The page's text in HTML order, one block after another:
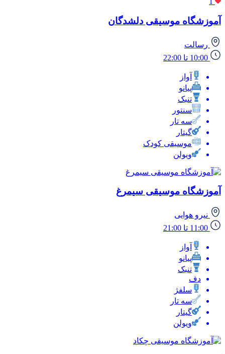
آموزشگاه موسیقی دلشدگان
رسالت
10:00 تا 22:00
آواز
پیانو
تنبک
سنتور
سه تار
گیتار
موسیقی کودک
ویولن
آموزشگاه موسیقی سیمرغ
نیرو هوایی
11:00 تا 21:00
آواز
پیانو
تنبک
دف
سلفژ
سه تار
گیتار
ویولن